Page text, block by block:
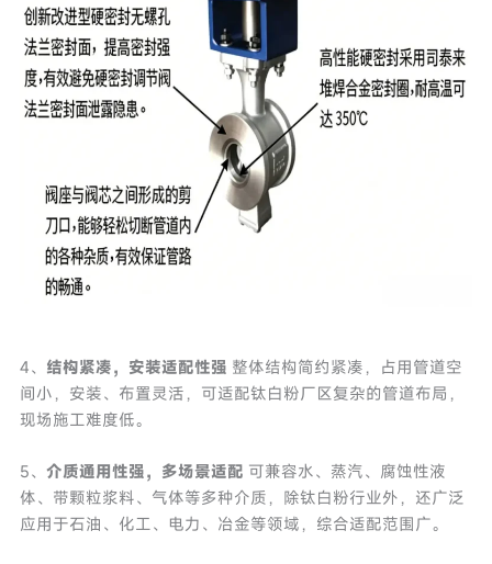
4、 结构紧凑，安装适配性强 整体结构简约紧凑，占用管道空
间小，安装、布置灵活，可适配钛白粉厂区复杂的管道布局，
现场施工难度低。
5、 介质通用性强，多场景适配 可兼容水、蒸汽、腐蚀性液
体、带颗粒浆料、气体等多种介质，除钛白粉行业外，还广泛
应用于石油、化工、电力、冶金等领域，综合适配范围广。